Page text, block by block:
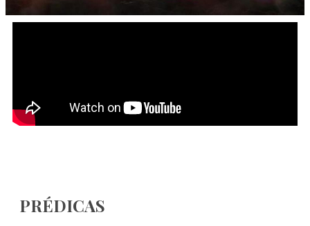
PRÉDICAS